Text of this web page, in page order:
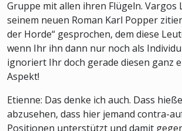
Gruppe mit allen ihren Flügeln. Vargos
seinem neuen Roman Karl Popper
der Horde“ gesprochen, dem diese
wenn Ihr ihn dann nur noch als
ignoriert Ihr doch gerade diesen ganz
Aspekt!
Etienne: Das denke ich auch. Dass
abzusehen, dass hier jemand contra-
Positionen unterstützt und damit